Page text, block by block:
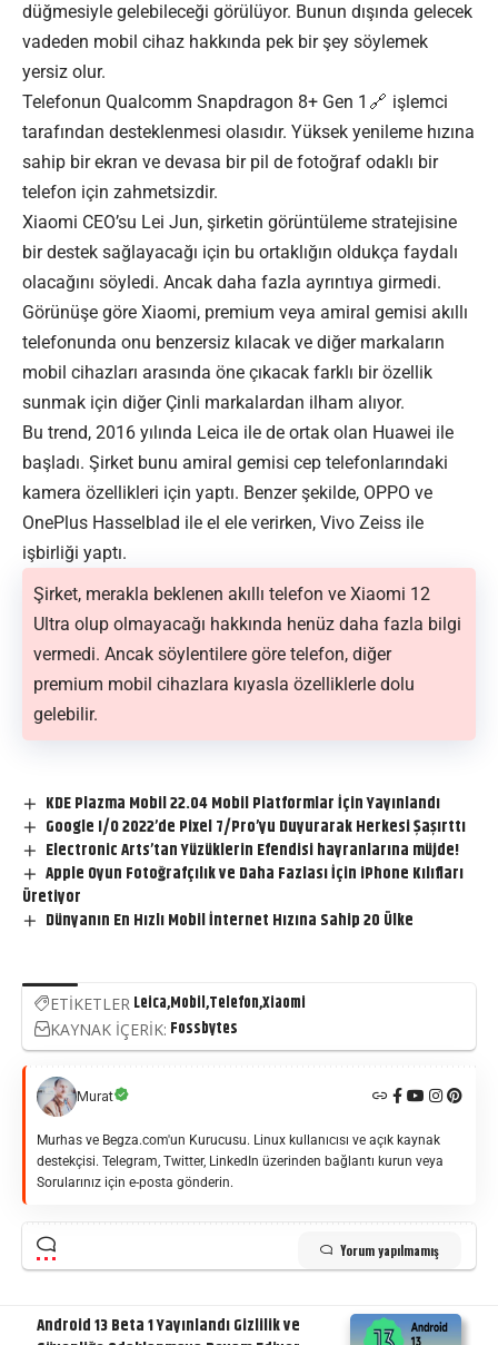
düğmesiyle gelebileceği görülüyor. Bunun dışında gelecek
vadeden mobil cihaz hakkında pek bir şey söylemek
yersiz olur.
Telefonun Qualcomm Snapdragon 8+ Gen 1
işlemci
tarafından desteklenmesi olasıdır. Yüksek yenileme hızına
sahip bir ekran ve devasa bir pil de fotoğraf odaklı bir
telefon için zahmetsizdir.
Xiaomi CEO’su Lei Jun, şirketin görüntüleme stratejisine
bir destek sağlayacağı için bu ortaklığın oldukça faydalı
olacağını söyledi. Ancak daha fazla ayrıntıya girmedi.
Görünüşe göre Xiaomi, premium veya amiral gemisi akıllı
telefonunda onu benzersiz kılacak ve diğer markaların
mobil cihazları arasında öne çıkacak farklı bir özellik
sunmak için diğer Çinli markalardan ilham alıyor.
Bu trend, 2016 yılında Leica ile de ortak olan Huawei ile
başladı. Şirket bunu amiral gemisi cep telefonlarındaki
kamera özellikleri için yaptı. Benzer şekilde, OPPO ve
OnePlus Hasselblad ile el ele verirken, Vivo Zeiss ile
işbirliği yaptı.
Şirket, merakla beklenen akıllı telefon ve Xiaomi 12
Ultra olup olmayacağı hakkında henüz daha fazla bilgi
vermedi. Ancak söylentilere göre telefon, diğer
premium mobil cihazlara kıyasla özelliklerle dolu
gelebilir.
KDE Plazma Mobil 22.04 Mobil Platformlar İçin Yayınlandı
Google I/O 2022’de Pixel 7/Pro’yu Duyurarak Herkesi Şaşırttı
Electronic Arts’tan Yüzüklerin Efendisi hayranlarına müjde!
Apple Oyun Fotoğrafçılık ve Daha Fazlası İçin iPhone Kılıfları
Üretiyor
Dünyanın En Hızlı Mobil İnternet Hızına Sahip 20 Ülke
ETİKETLER LeicaMobilTelefonXiaomi
KAYNAK İÇERİK: Fossbytes
Murat
Murhas ve Begza.com'un Kurucusu. Linux kullanıcısı ve açık kaynak
destekçisi. Telegram, Twitter, LinkedIn üzerinden bağlantı kurun veya
Sorularınız için e-posta gönderin.
Yorum yapılmamış
Android 13 Beta 1 Yayınlandı Gizlilik ve